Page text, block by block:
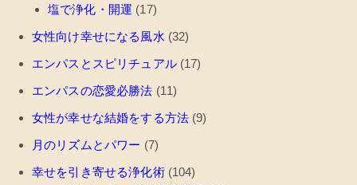
塩で浄化・開運 (17)
女性向け幸せになる風水 (32)
エンパスとスピリチュアル(17)
エンパスの恋愛必勝法 (11)
女性が幸せな結婚をする方法(9)
月のリズムとパワー (7)
幸せを引き寄せる浄化術(104)